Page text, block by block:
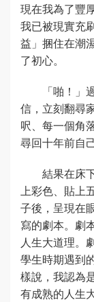
現在我為了豐
我已被現實充
益」捆住在潮
了初心。
「啪！
信，立刻翻尋
呎、每一個角
尋回十年前自
結果在床
上彩色、貼上
子後，呈現在
寫的劇本。劇
人生大道理。
學生時期遇到
樣說，我認為
有成熟的人生